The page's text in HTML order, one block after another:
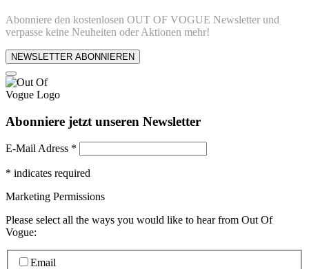
Abonniere den kostenlosen OUT OF VOGUE Newsletter und
verpasse keine Neuheiten oder Aktionen mehr!
NEWSLETTER ABONNIEREN
Abonniere jetzt unseren Newsletter
E-Mail Adress *
* indicates required
Marketing Permissions
Please select all the ways you would like to hear from Out Of
Vogue:
Email